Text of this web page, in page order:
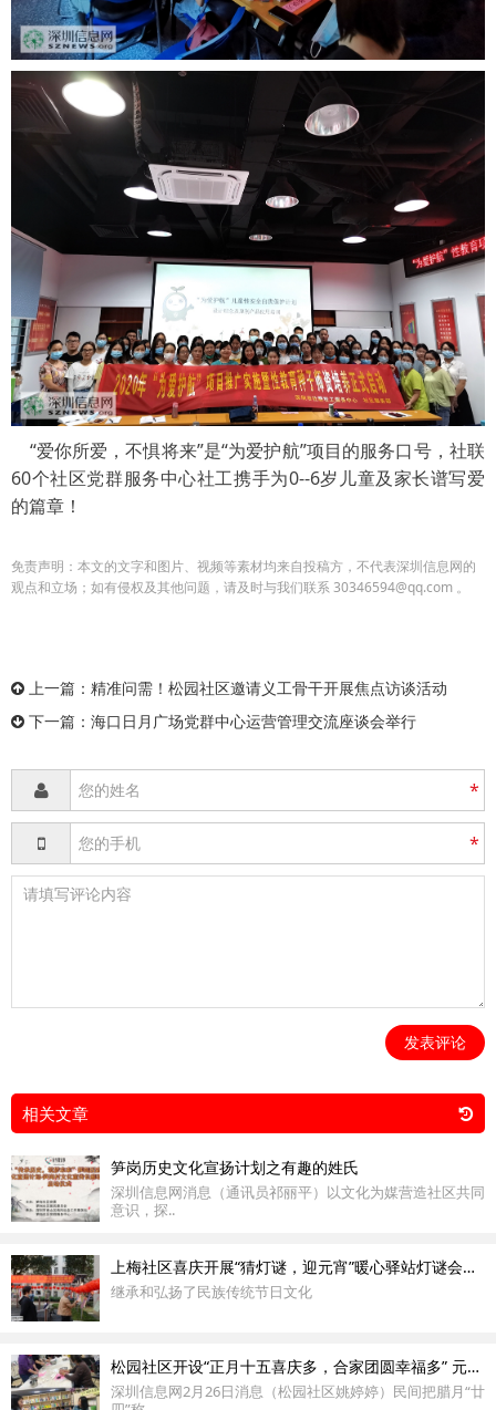
“爱你所爱，不惧将来”是“为爱护航”项目的服务口号，社联
60个社区党群服务中心社工携手为0--6岁儿童及家长谱写爱
的篇章！
免责声明：本文的文字和图片、视频等素材均来自投稿方，不代表深圳信息网的
观点和立场；如有侵权及其他问题，请及时与我们联系 30346594@qq.com 。
上一篇： 精准问需！松园社区邀请义工骨干开展焦点访谈活动
下一篇： 海口日月广场党群中心运营管理交流座谈会举行
*
*
发表评论
相关文章
笋岗历史文化宣扬计划之有趣的姓氏
深圳信息网消息（通讯员祁丽平）以文化为媒营造社区共同
意识，探..
上梅社区喜庆开展“猜灯谜，迎元宵”暖心驿站灯谜会活动
继承和弘扬了民族传统节日文化
松园社区开设“正月十五喜庆多，合家团圆幸福多” 元宵节工作坊
深圳信息网2月26日消息（松园社区姚婷婷）民间把腊月“廿